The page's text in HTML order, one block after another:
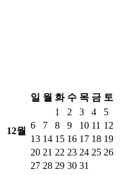
12월
일 월 화 수 목 금 토
1
2 3 4
5
6
7 8 9 10 11 12
13 14 15 16 17 18 19
20 21 22 23 24 25 26
27 28 29 30 31